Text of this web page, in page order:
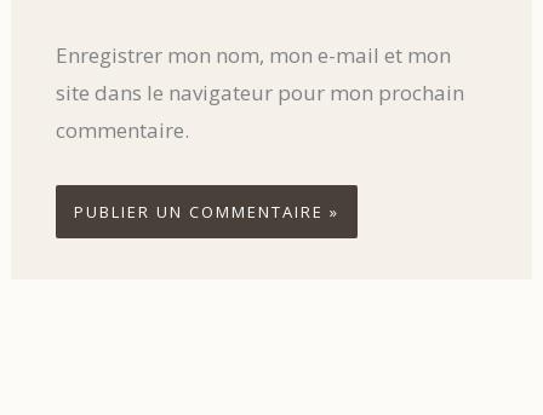
Enregistrer mon nom, mon e-mail et mon
site dans le navigateur pour mon prochain
commentaire.